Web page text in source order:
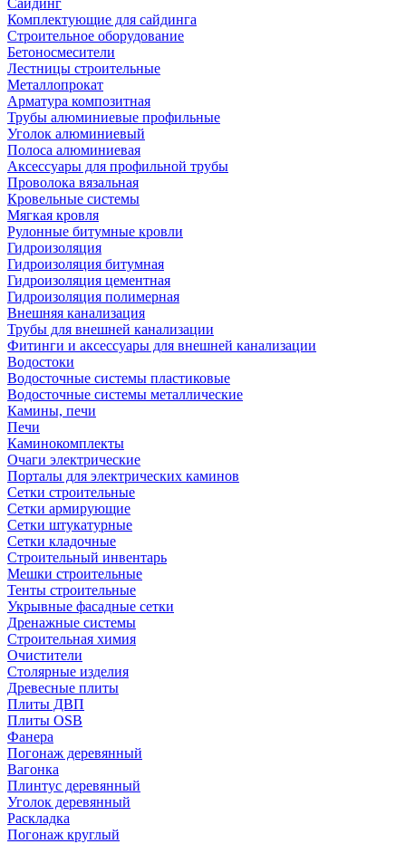
Сайдинг
Комплектующие для сайдинга
Строительное оборудование
Бетоносмесители
Лестницы строительные
Металлопрокат
Арматура композитная
Трубы алюминиевые профильные
Уголок алюминиевый
Полоса алюминиевая
Аксессуары для профильной трубы
Проволока вязальная
Кровельные системы
Мягкая кровля
Рулонные битумные кровли
Гидроизоляция
Гидроизоляция битумная
Гидроизоляция цементная
Гидроизоляция полимерная
Внешняя канализация
Трубы для внешней канализации
Фитинги и аксессуары для внешней канализации
Водостоки
Водосточные системы пластиковые
Водосточные системы металлические
Камины, печи
Печи
Каминокомплекты
Очаги электрические
Порталы для электрических каминов
Сетки строительные
Сетки армирующие
Сетки штукатурные
Сетки кладочные
Строительный инвентарь
Мешки строительные
Тенты строительные
Укрывные фасадные сетки
Дренажные системы
Строительная химия
Очистители
Столярные изделия
Древесные плиты
Плиты ДВП
Плиты OSB
Фанера
Погонаж деревянный
Вагонка
Плинтус деревянный
Уголок деревянный
Раскладка
Погонаж круглый